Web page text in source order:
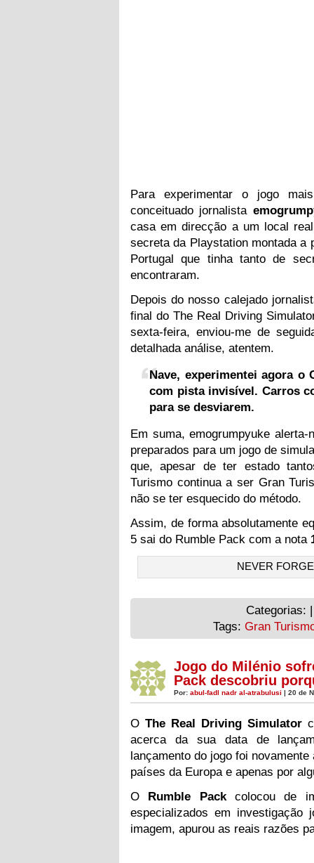
Para experimentar o jogo
conceituado jornalista
casa em direcção a um local
secreta da Playstation montada a
Portugal que tinha tanto de
encontraram.
Depois do nosso calejado
final do The Real Driving
sexta-feira, enviou-me de
detalhada análise, atentem.
Nave, experimentei agora o
com pista invisível. Carros
para se desviarem.
Em suma, emogrumpyuke
preparados para um jogo de
que, apesar de ter estado
Turismo continua a ser Gran
não se ter esquecido do método.
Assim, de forma absolutamente
5 sai do Rumble Pack com a nota
NEVER
Categorias:
Tags: Gran
Jogo do Milénio
Pack descobriu
Por: abul-fadl nadr al-atrabulusi | 20 de
O The Real Driving Simulator
acerca da sua data de
lançamento do jogo foi
países da Europa e apenas por
O Rumble Packcolocou de
especializados em investigação
imagem, apurou as reais razões